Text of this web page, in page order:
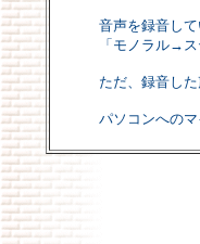
音声を録音し
「モノラル→
ただ、録音し
パソコンへの